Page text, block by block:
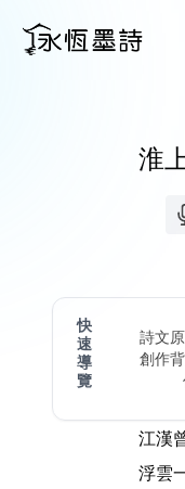
淮
快
速
導
覽
詩文
創作
江漢
浮雲